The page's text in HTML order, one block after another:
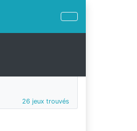
26 jeux trouvés